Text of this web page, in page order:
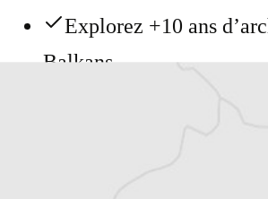
Explorez +10 ans
Balkans